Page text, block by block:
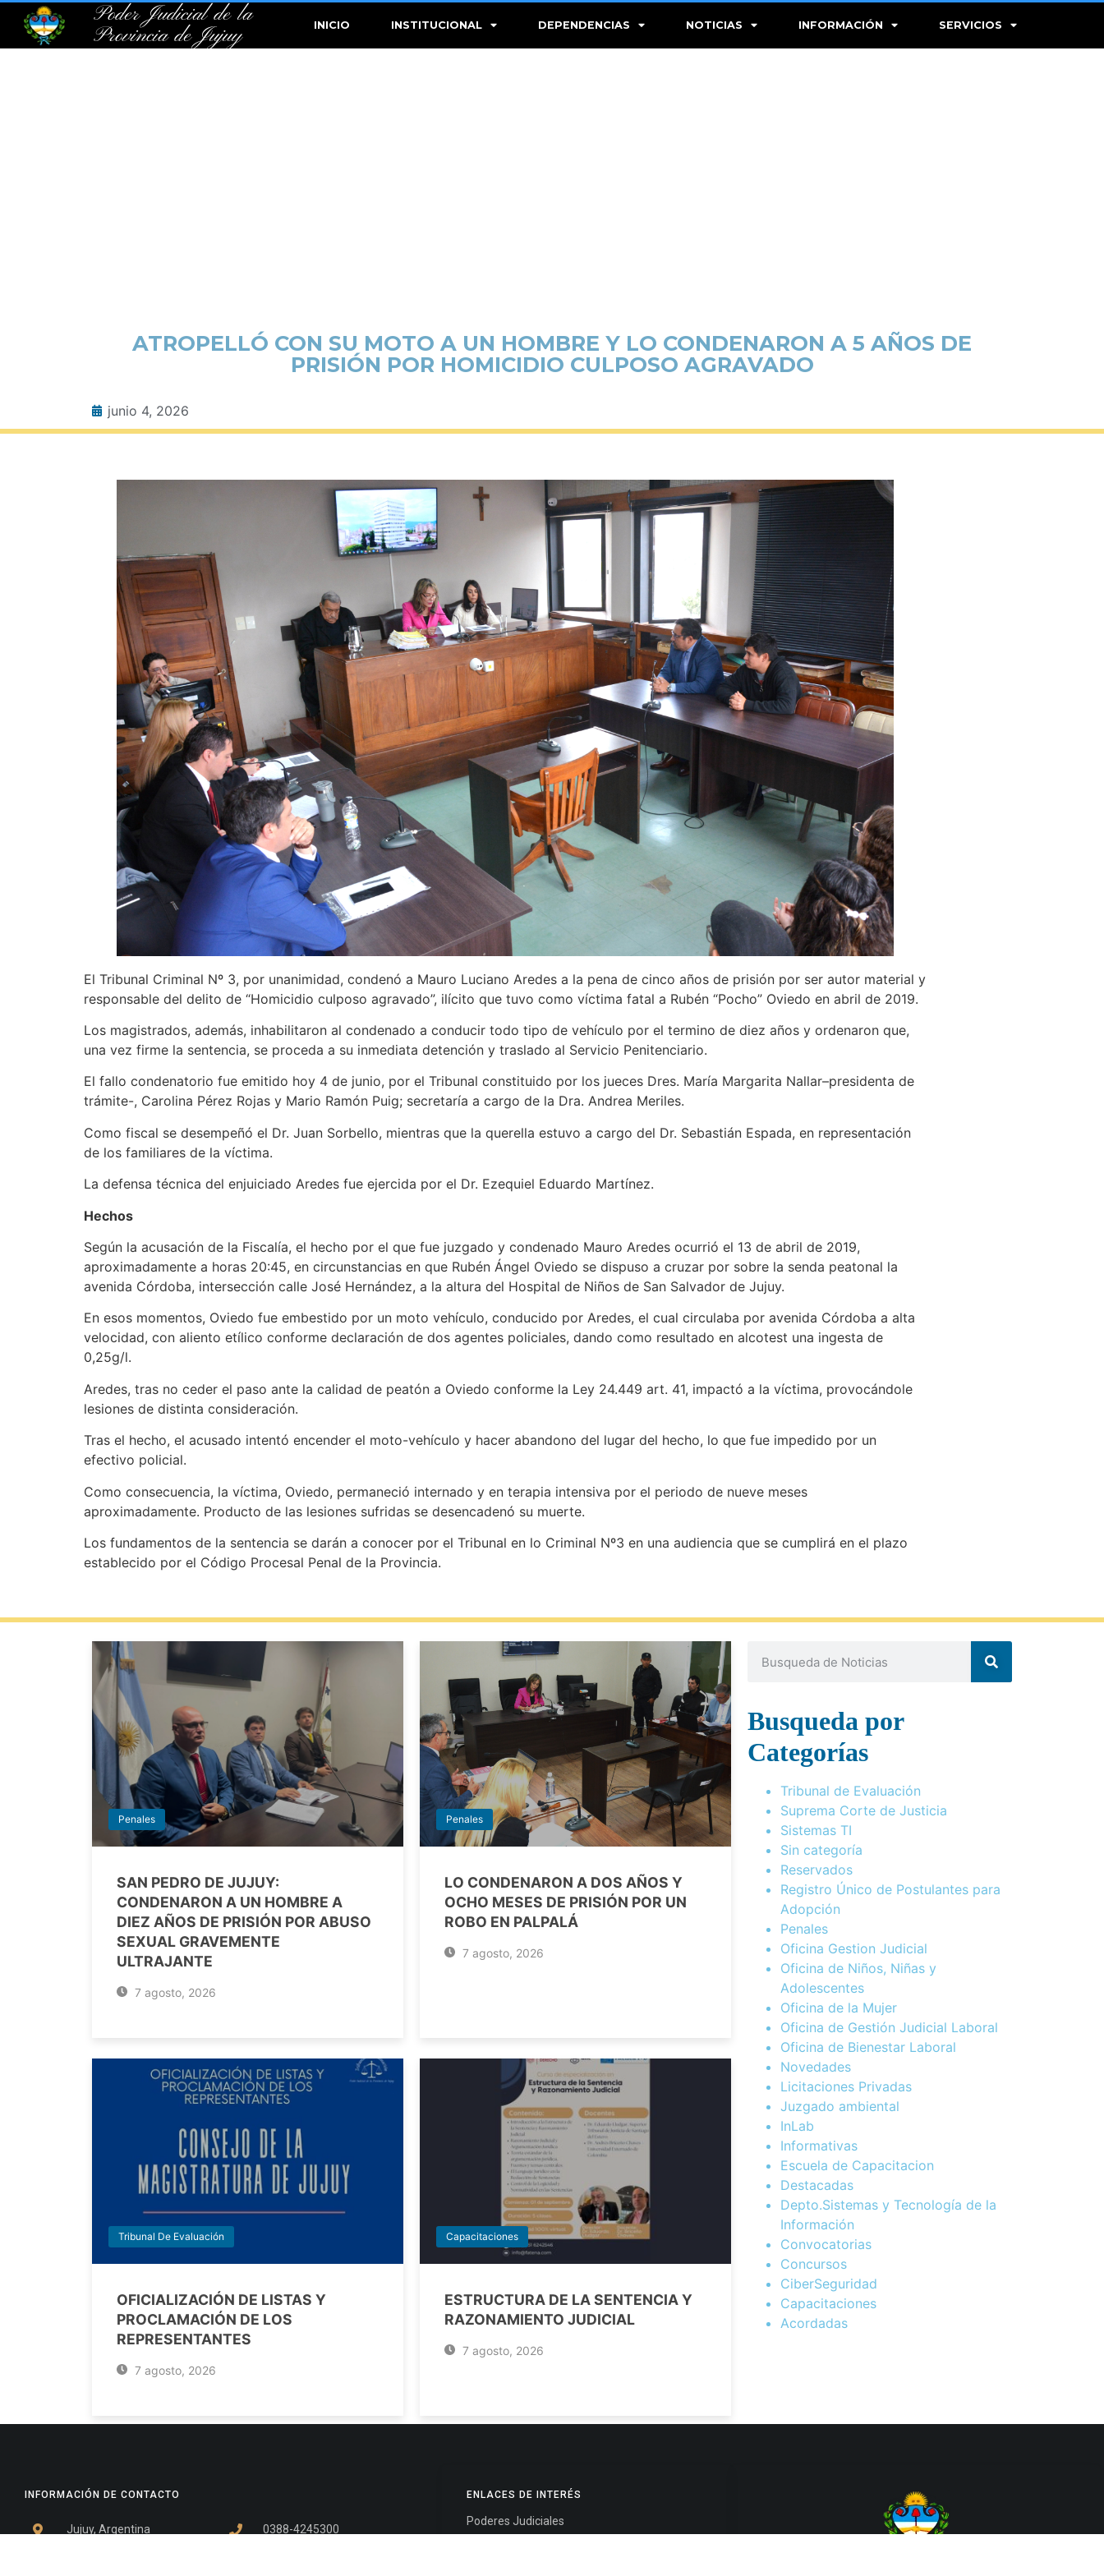
Poder Judicial de la
Provincia de Jujuy
INICIO INSTITUCIONAL DEPENDENCIAS NOTICIAS INFORMACIÓN SERVICIOS
ATROPELLÓ CON SU MOTO A UN HOMBRE Y LO CONDENARON A 5 AÑOS DE
PRISIÓN POR HOMICIDIO CULPOSO AGRAVADO
junio 4, 2026
El Tribunal Criminal Nº 3, por unanimidad, condenó a Mauro Luciano Aredes a la pena de cinco años de prisión por ser autor material y
responsable del delito de “Homicidio culposo agravado”, ilícito que tuvo como víctima fatal a Rubén “Pocho” Oviedo en abril de 2019.
Los magistrados, además, inhabilitaron al condenado a conducir todo tipo de vehículo por el termino de diez años y ordenaron que,
una vez firme la sentencia, se proceda a su inmediata detención y traslado al Servicio Penitenciario.
El fallo condenatorio fue emitido hoy 4 de junio, por el Tribunal constituido por los jueces Dres. María Margarita Nallar–presidenta de
trámite-, Carolina Pérez Rojas y Mario Ramón Puig; secretaría a cargo de la Dra. Andrea Meriles.
Como fiscal se desempeñó el Dr. Juan Sorbello, mientras que la querella estuvo a cargo del Dr. Sebastián Espada, en representación
de los familiares de la víctima.
La defensa técnica del enjuiciado Aredes fue ejercida por el Dr. Ezequiel Eduardo Martínez.
Hechos
Según la acusación de la Fiscalía, el hecho por el que fue juzgado y condenado Mauro Aredes ocurrió el 13 de abril de 2019,
aproximadamente a horas 20:45, en circunstancias en que Rubén Ángel Oviedo se dispuso a cruzar por sobre la senda peatonal la
avenida Córdoba, intersección calle José Hernández, a la altura del Hospital de Niños de San Salvador de Jujuy.
En esos momentos, Oviedo fue embestido por un moto vehículo, conducido por Aredes, el cual circulaba por avenida Córdoba a alta
velocidad, con aliento etílico conforme declaración de dos agentes policiales, dando como resultado en alcotest una ingesta de
0,25g/l.
Aredes, tras no ceder el paso ante la calidad de peatón a Oviedo conforme la Ley 24.449 art. 41, impactó a la víctima, provocándole
lesiones de distinta consideración.
Tras el hecho, el acusado intentó encender el moto-vehículo y hacer abandono del lugar del hecho, lo que fue impedido por un
efectivo policial.
Como consecuencia, la víctima, Oviedo, permaneció internado y en terapia intensiva por el periodo de nueve meses
aproximadamente. Producto de las lesiones sufridas se desencadenó su muerte.
Los fundamentos de la sentencia se darán a conocer por el Tribunal en lo Criminal Nº3 en una audiencia que se cumplirá en el plazo
establecido por el Código Procesal Penal de la Provincia.
Penales
SAN PEDRO DE JUJUY:
CONDENARON A UN HOMBRE A
DIEZ AÑOS DE PRISIÓN POR ABUSO
SEXUAL GRAVEMENTE
ULTRAJANTE
7 agosto, 2026
Penales
LO CONDENARON A DOS AÑOS Y
OCHO MESES DE PRISIÓN POR UN
ROBO EN PALPALÁ
7 agosto, 2026
Tribunal De Evaluación
OFICIALIZACIÓN DE LISTAS Y
PROCLAMACIÓN DE LOS
REPRESENTANTES
7 agosto, 2026
Capacitaciones
ESTRUCTURA DE LA SENTENCIA Y
RAZONAMIENTO JUDICIAL
7 agosto, 2026
Busqueda por
Categorías
Tribunal de Evaluación
Suprema Corte de Justicia
Sistemas TI
Sin categoría
Reservados
Registro Único de Postulantes para
Adopción
Penales
Oficina Gestion Judicial
Oficina de Niños, Niñas y
Adolescentes
Oficina de la Mujer
Oficina de Gestión Judicial Laboral
Oficina de Bienestar Laboral
Novedades
Licitaciones Privadas
Juzgado ambiental
InLab
Informativas
Escuela de Capacitacion
Destacadas
Depto.Sistemas y Tecnología de la
Información
Convocatorias
Concursos
CiberSeguridad
Capacitaciones
Acordadas
INFORMACIÓN DE CONTACTO
Jujuy, Argentina
0388-4245300
ENLACES DE INTERÉS
Poderes Judiciales